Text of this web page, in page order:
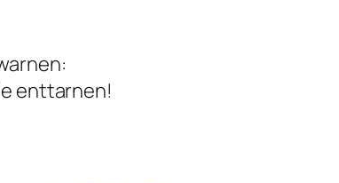
enttarnen!